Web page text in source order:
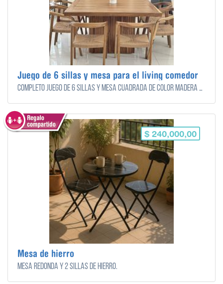
Juego de 6 sillas y mesa para el living comedor
Completo juego de 6 sillas y mesa cuadrada de color madera oscura, para el living/comedor.
$ 240,000,00
Mesa de hierro
Mesa redonda y 2 sillas de hierro.